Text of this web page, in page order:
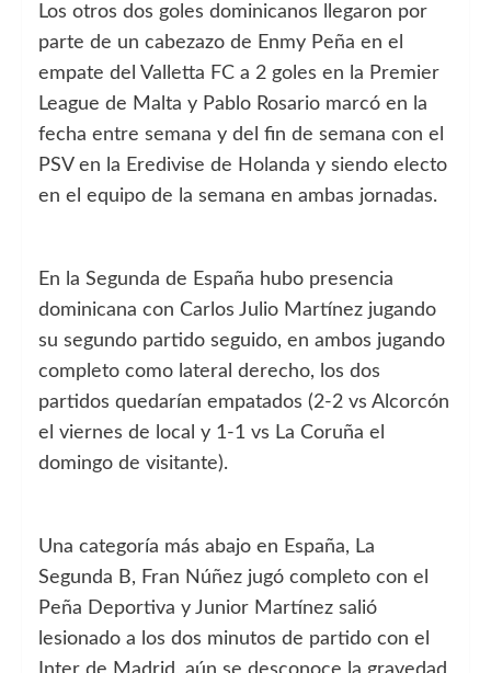
Los otros dos goles dominicanos llegaron por
parte de un cabezazo de Enmy Peña en el
empate del Valletta FC a 2 goles en la Premier
League de Malta y Pablo Rosario marcó en la
fecha entre semana y del fin de semana con el
PSV en la Eredivise de Holanda y siendo electo
en el equipo de la semana en ambas jornadas.
En la Segunda de España hubo presencia
dominicana con Carlos Julio Martínez jugando
su segundo partido seguido, en ambos jugando
completo como lateral derecho, los dos
partidos quedarían empatados (2-2 vs Alcorcón
el viernes de local y 1-1 vs La Coruña el
domingo de visitante).
Una categoría más abajo en España, La
Segunda B, Fran Núñez jugó completo con el
Peña Deportiva y Junior Martínez salió
lesionado a los dos minutos de partido con el